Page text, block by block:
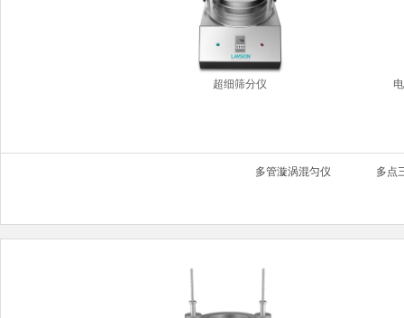
超细筛分仪
多管漩涡混匀仪 多点